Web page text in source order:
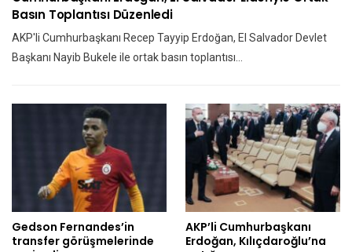
Basın Toplantısı Düzenledi
AKP'li Cumhurbaşkanı Recep Tayyip Erdoğan, El Salvador Devlet
Başkanı Nayib Bukele ile ortak basın toplantısı…
Gedson Fernandes’in
transfer görüşmelerinde
AKP’li Cumhurbaşkanı
Erdoğan, Kılıçdaroğlu’na